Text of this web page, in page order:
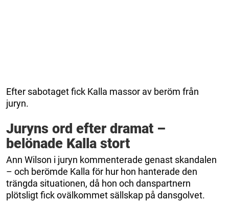
Efter sabotaget fick Kalla massor av beröm från
juryn.
Juryns ord efter dramat –
belönade Kalla stort
Ann Wilson i juryn kommenterade genast skandalen
– och berömde Kalla för hur hon hanterade den
trängda situationen, då hon och danspartnern
plötsligt fick ovälkommet sällskap på dansgolvet.